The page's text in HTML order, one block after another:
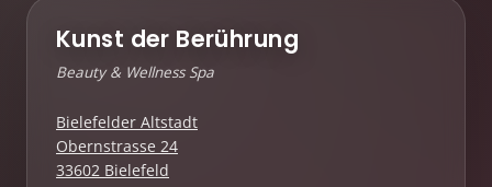
Kunst der Berührung
Beauty & Wellness Spa
Bielefelder Altstadt
Obernstrasse 24
33602 Bielefeld